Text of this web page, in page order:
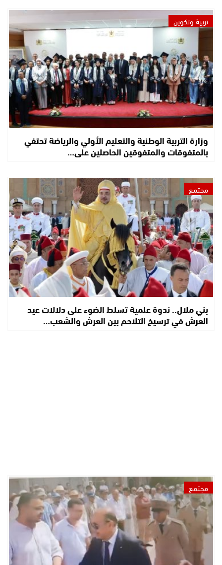
تربية وتكوين
وزارة التربية الوطنية والتعليم الأولي والرياضة تحتفي
بالمتفوقات والمتفوقين الحاصلين على…
مجتمع
بني ملال.. ندوة علمية تسلط الضوء على دلالات عيد
العرش في ترسيخ التلاحم بين العرش والشعب…
مجتمع